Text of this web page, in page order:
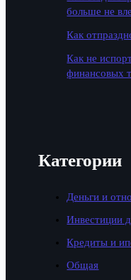
больше не
Как
Как не
финансовых
Категории
Деньги и
Инвестиции
Кредиты и
Общая